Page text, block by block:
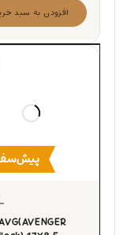
افزودن به سبد